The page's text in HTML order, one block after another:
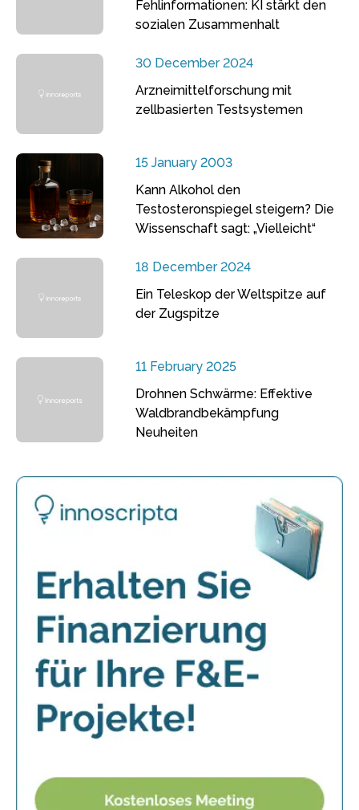
Fehlinformationen: KI stärkt den
sozialen Zusammenhalt
30 December 2024
Arzneimittelforschung mit
zellbasierten Testsystemen
15 January 2003
Kann Alkohol den
Testosteronspiegel steigern? Die
Wissenschaft sagt: „Vielleicht“
18 December 2024
Ein Teleskop der Weltspitze auf
der Zugspitze
11 February 2025
Drohnen Schwärme: Effektive
Waldbrandbekämpfung
Neuheiten